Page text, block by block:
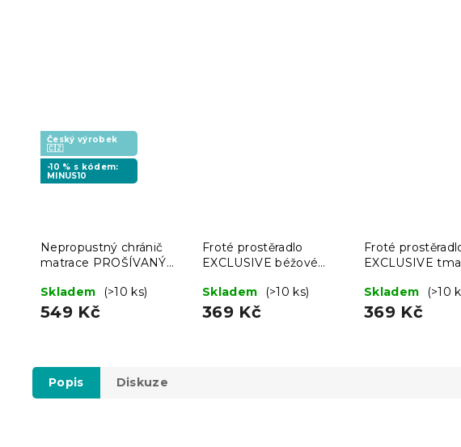
Český výrobek
🇨🇿
-10 % s kódem:
MINUS10
Nepropustný chránič
matrace PROŠÍVANÝ
Skladem
(>10 ks)
549 Kč
Froté prostěradlo
EXCLUSIVE béžové
Skladem
(>10 ks)
369 Kč
Froté
EXCLUSIVE
Skladem
(>10
369 Kč
Popis Diskuze